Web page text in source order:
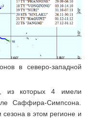
в северо-западной
которых 4 имели
Саффира-Симпсона.
в этом регионе и